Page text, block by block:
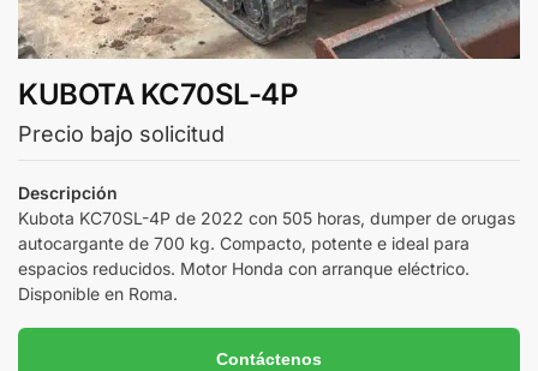
KUBOTA KC70SL-4P
Precio bajo solicitud
Descripción
Kubota KC70SL-4P de 2022 con 505 horas, dumper de orugas
autocargante de 700 kg. Compacto, potente e ideal para
espacios reducidos. Motor Honda con arranque eléctrico.
Disponible en Roma.
Contáctenos